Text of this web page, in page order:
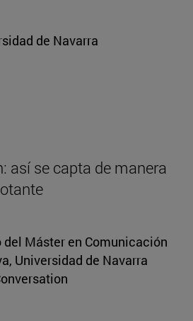
de Navarra
así se capta de manera
Máster en Comunicación
Universidad de Navarra